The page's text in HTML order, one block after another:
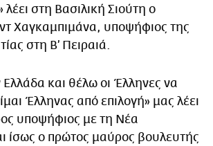
λέει στη Βασιλική Σιούτη ο
Χαγκαμπιμάνα, υποψήφιος της
στη Β’ Πειραιά.
και θέλω οι Έλληνες να
Έλληνας από επιλογή» μας λέει
υποψήφιος με τη Νέα
ίσως ο πρώτος μαύρος βουλευτής